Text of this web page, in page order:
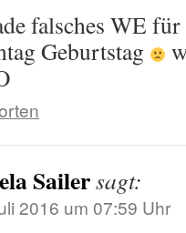
falsches WE
Geburtstag
Sailersagt:
2016 um 07:59 Uhr